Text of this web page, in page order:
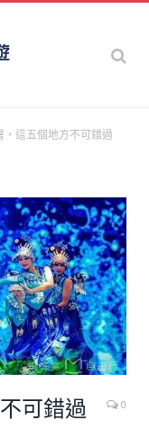
，這五個地方不可錯過
可錯過
0